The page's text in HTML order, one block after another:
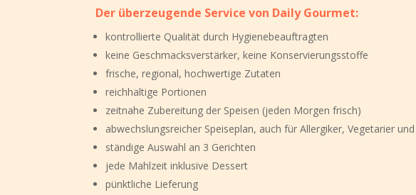
Der überzeugende Service von Daily Gourmet:
kontrollierte Qualität durch Hygienebeauftragten
keine Geschmacksverstärker, keine Konservierungsstoffe
frische, regional, hochwertige Zutaten
reichhaltige Portionen
zeitnahe Zubereitung der Speisen (jeden Morgen frisch)
abwechslungsreicher Speiseplan, auch für Allergiker, Vegetarier
ständige Auswahl an 3 Gerichten
jede Mahlzeit inklusive Dessert
pünktliche Lieferung